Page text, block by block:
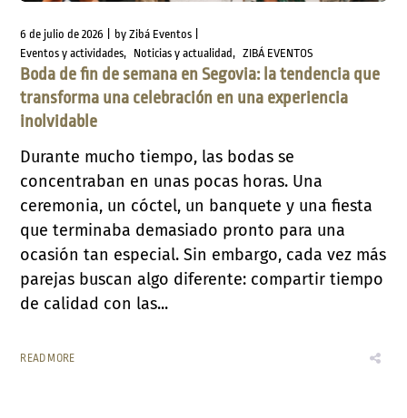
6 de julio de 2026 byZibá Eventos
Eventos y actividades
Noticias y actualidad ZIBÁ EVENTOS
Boda de fin de semana en Segovia: la tendencia que
transforma una celebración en una experiencia
inolvidable
Durante mucho tiempo, las bodas se
concentraban en unas pocas horas. Una
ceremonia, un cóctel, un banquete y una fiesta
que terminaba demasiado pronto para una
ocasión tan especial. Sin embargo, cada vez más
parejas buscan algo diferente: compartir tiempo
de calidad con las...
READ MORE